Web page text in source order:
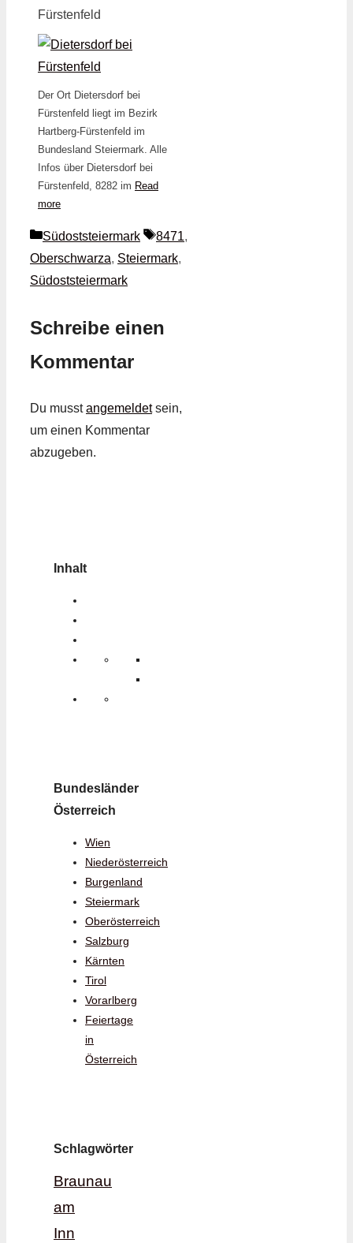
Fürstenfeld
Der Ort Dietersdorf bei
Fürstenfeld liegt im Bezirk
Hartberg-Fürstenfeld im
Bundesland Steiermark. Alle
Infos über Dietersdorf bei
Fürstenfeld, 8282 im Read
more
Kategorien
Südoststeiermark Schlagwörter
8471,
Oberschwarza, Steiermark,
Südoststeiermark
Schreibe einen
Kommentar
Du musstangemeldetsein,
um einen Kommentar
abzugeben.
Inhalt
Bundesländer
Österreich
Wien
Niederösterreich
Burgenland
Steiermark
Oberösterreich
Salzburg
Kärnten
Tirol
Vorarlberg
Feiertage
in
Österreich
Schlagwörter
Braunau
am
Inn